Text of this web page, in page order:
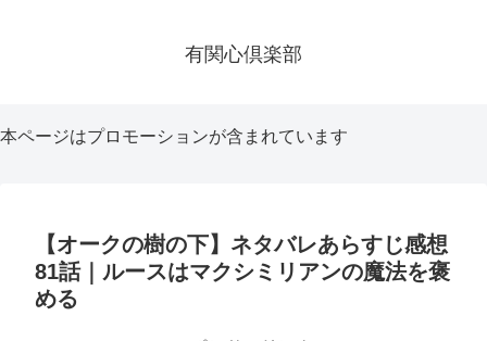
有関心倶楽部
本ページはプロモーションが含まれています
【オークの樹の下】ネタバレあらすじ感想
81話｜ルースはマクシミリアンの魔法を褒
める